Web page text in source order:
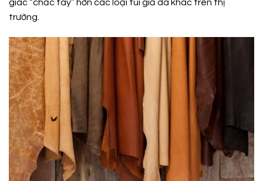
giác “chắc tay” hơn các loại túi giả da khác trên thị
trường.